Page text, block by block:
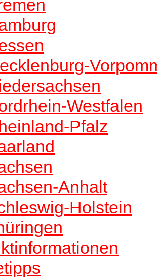
Westfalen
Pfalz
Anhalt
Holstein